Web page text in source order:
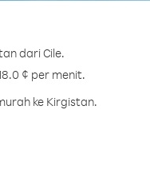
dari Cile.
¢ per menit.
ke Kirgistan.